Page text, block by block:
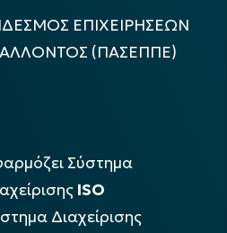
ΕΠΙΧΕΙΡΗΣΕΩΝ
(ΠΑΣΕΠΠΕ)
Σύστημα
ISO
Διαχείρισης